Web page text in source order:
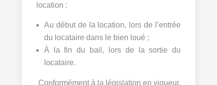
location :
Au début de la location, lors de l’entrée
du locataire dans le bien loué ;
À la fin du bail, lors de la sortie du
locataire.
Conformément à la législation en vigueur,